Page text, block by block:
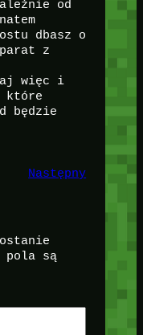
od
dbasz o
z
więc i
które
będzie
Następny
pola są